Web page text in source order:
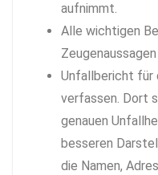
aufnimmt.
Alle wichtigen
Unfallbericht für
verfassen. Dort
genauen
besseren
die Namen,